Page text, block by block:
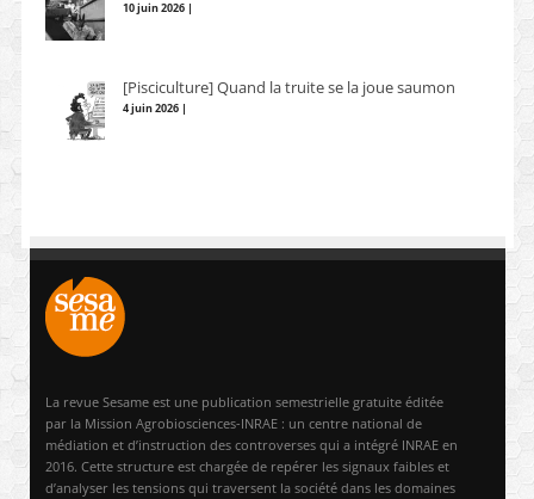
10 juin 2026 |
[Pisciculture] Quand la truite se la joue saumon
4 juin 2026 |
La revue Sesame est une publication semestrielle gratuite éditée
par la Mission Agrobiosciences-INRAE : un centre national de
médiation et d’instruction des controverses qui a intégré INRAE en
2016. Cette structure est chargée de repérer les signaux faibles et
d’analyser les tensions qui traversent la société dans les domaines